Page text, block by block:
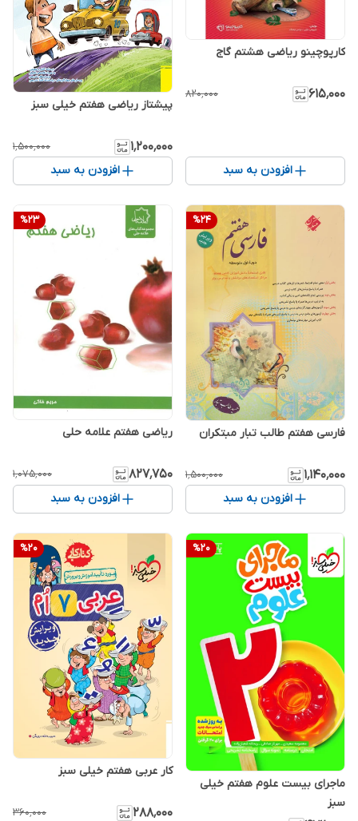
کارپوچینو ریاضی هشتم گاج
۶۱۵٬۰۰۰ ۸۲۰٬۰۰۰
افزودن به سبد
پیشتاز ریاضی هفتم خیلی سبز
۱٬۲۰۰٬۰۰۰ ۱٬۵۰۰٬۰۰۰
افزودن به سبد
%24
فارسی هفتم طالب تبار مبتکران
۱٬۱۴۰٬۰۰۰ ۱٬۵۰۰٬۰۰۰
افزودن به سبد
%23
ریاضی هفتم علامه حلی
۸۲۷٬۷۵۰ ۱٬۰۷۵٬۰۰۰
افزودن به سبد
%20
ماجرای بیست علوم هفتم خیلی
سبز
%20
کار عربی هفتم خیلی سبز
۲۸۸٬۰۰۰ ۳۶۰٬۰۰۰